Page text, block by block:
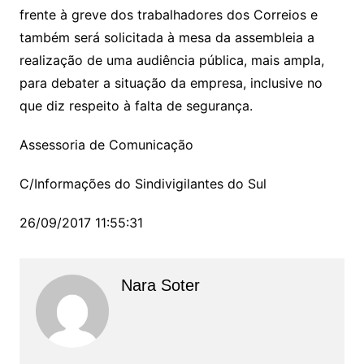
frente à greve dos trabalhadores dos Correios e
também será solicitada à mesa da assembleia a
realização de uma audiência pública, mais ampla,
para debater a situação da empresa, inclusive no
que diz respeito à falta de segurança.
Assessoria de Comunicação
C/Informações do Sindivigilantes do Sul
26/09/2017 11:55:31
Nara Soter